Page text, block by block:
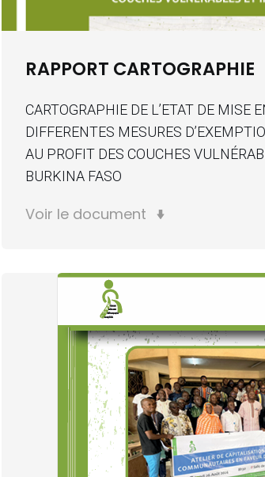
RAPPORT CARTOGRAPHIE
CARTOGRAPHIE DE L’ETAT DE MISE
DIFFERENTES MESURES
AU PROFIT DES COUCHES
BURKINA FASO
Voir le document